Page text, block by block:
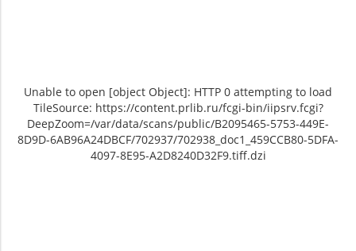
Unable to open [object Object]: HTTP 0 attempting to load
TileSource: https://content.prlib.ru/fcgi-bin/iipsrv.fcgi?
DeepZoom=/var/data/scans/public/B2095465-5753-449E-
8D9D-6AB96A24DBCF/702937/702938_doc1_459CCB80-5DFA-
4097-8E95-A2D8240D32F9.tiff.dzi